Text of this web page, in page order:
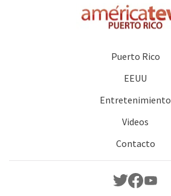
Puerto Rico
EEUU
Entretenimiento
Videos
Contacto